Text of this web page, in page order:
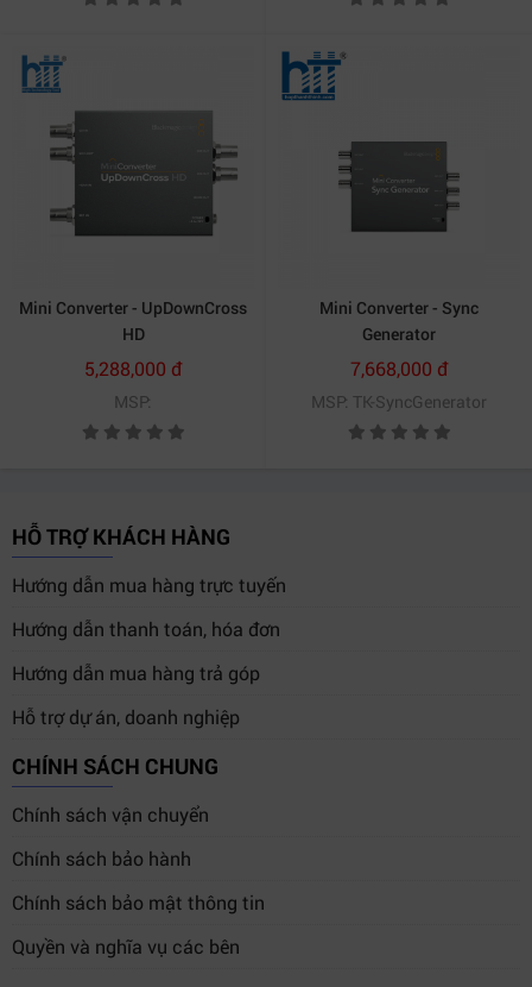
Mini BiDirect 12G SFP.
3. Ứng dụng thực tế của Blackmagic
2110 IP Mini BiDirect 12G SFP
Blackmagic2110 IP Mini BiDirect 12G SFP
dụng rộng rãi trong các hệ thống truyền hình IP hiện
3.1 Hệ thống studio SMPTE-2110
Thiết bị giúp kết nối camera SDI truyền thống vào hạ
tầng IP broadcast mà không cần thay đổi toàn bộ hệ
thống camera hiện có.
3.2 Xe truyền hình lưu động OB Van
Mini Converter - UpDownCross
HD
5,288,000 đ
MSP:
Mini Converter - Sync
Generator
7,668,000 đ
MSP: TK-SyncGenerator
HỖ TRỢ KHÁCH HÀNG
Hướng dẫn mua hàng trực tuyến
Hướng dẫn thanh toán, hóa đơn
Hướng dẫn mua hàng trả góp
Hỗ trợ dự án, doanh nghiệp
CHÍNH SÁCH CHUNG
Chính sách vận chuyển
Chính sách bảo hành
Chính sách bảo mật thông tin
Quyền và nghĩa vụ các bên